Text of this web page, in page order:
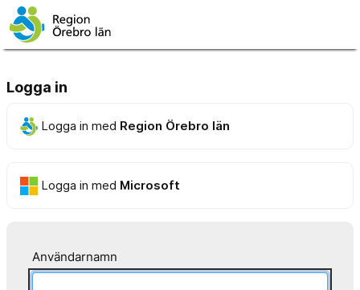
Logga in
Logga in med Region Örebro län
Logga in med Microsoft
Användarnamn